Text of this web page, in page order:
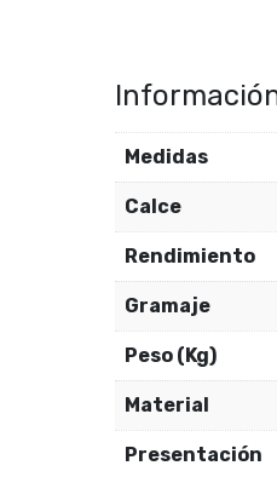
Medidas
Calce
Rendimiento
Gramaje
Peso (Kg)
Material
Presentación